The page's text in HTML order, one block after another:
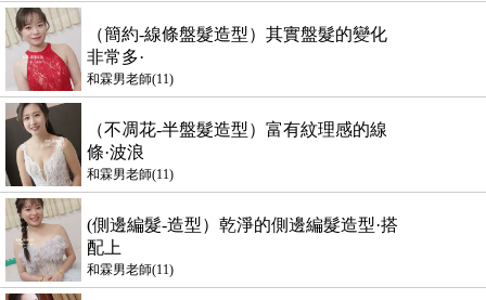
（簡約-線條盤髮造型）其實盤髮的變化
非常多·
和霖男老師(11)
（不凋花-半盤髮造型）富有紋理感的線
條·波浪
和霖男老師(11)
(側邊編髮-造型）乾淨的側邊編髮造型·搭
配上
和霖男老師(11)